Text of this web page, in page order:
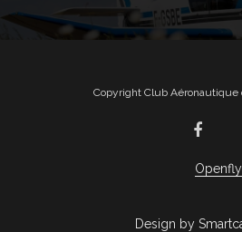
Copyright Club Aéronautique
Design by